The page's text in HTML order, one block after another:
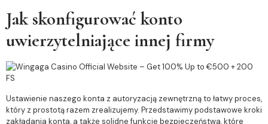
Jak skonfigurować konto
uwierzytelniające innej firmy
Ustawienie naszego konta z autoryzacją zewnętrzną to łatwy proces,
który z prostotą razem zrealizujemy. Przedstawimy podstawowe kroki
zakładania konta, a także solidne funkcje bezpieczeństwa, które